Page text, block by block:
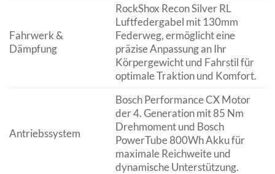
Fahrwerk &
Dämpfung
RockShox Recon Silver RL
Luftfedergabel mit 130mm
Federweg, ermöglicht eine
präzise Anpassung an Ihr
Körpergewicht und Fahrstil für
optimale Traktion und Komfort.
Antriebssystem
Bosch Performance CX Motor
der 4. Generation mit 85 Nm
Drehmoment und Bosch
PowerTube 800Wh Akku für
maximale Reichweite und
dynamische Unterstützung.